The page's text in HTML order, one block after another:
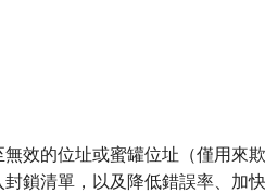
效的位址或蜜罐位址（僅用來
鎖清單，以及降低錯誤率、加快